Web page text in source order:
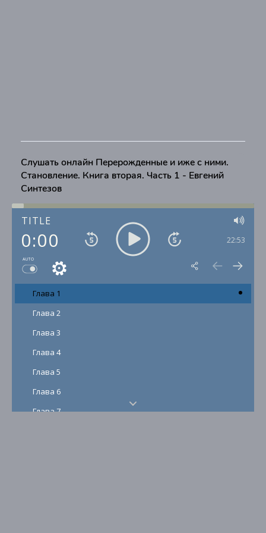
Слушать онлайн Перерожденные и иже с ними.
Становление. Книга вторая. Часть 1 - Евгений
Синтезов
TITLE
0:00 22:53
AUTO
Глава 1
Глава 2
Глава 3
Глава 4
Глава 5
Глава 6
Глава 7